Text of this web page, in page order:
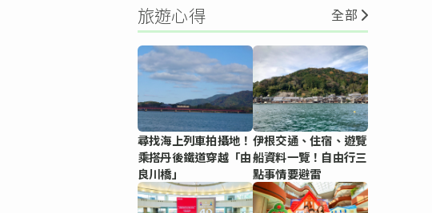
旅遊心得 全部
尋找海上列車拍攝地！
乘搭丹後鐵道穿越「由
良川橋」
伊根交通、住宿、遊覽
船資料一覽！自由行三
點事情要避雷